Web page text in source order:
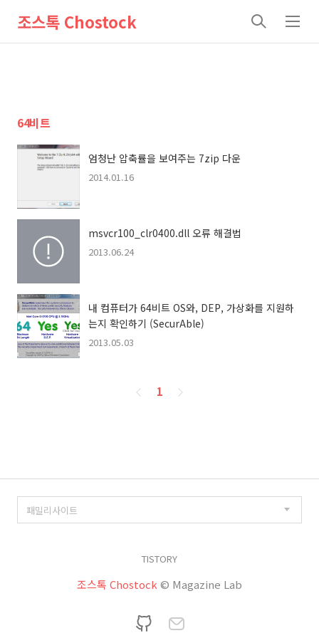
조스톡 Chostock
검
메
64비트
엄청난 압축률을 보여주는 7zip 다운
2014.01.16
msvcr100_clr0400.dll 오류 해결법
2013.06.24
내 컴퓨터가 64비트 OS와, DEP, 가상화를 지원하
는지 확인하기 (SecurAble)
2013.05.03
페
1
TISTORY
조스톡 Chostock © Magazine Lab